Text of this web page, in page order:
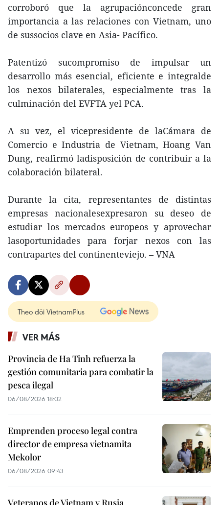
corroboró que la agrupaciónconcede gran
importancia a las relaciones con Vietnam, uno
de sussocios clave en Asia- Pacífico.
Patentizó sucompromiso de impulsar un
desarrollo más esencial, eficiente e integralde
los nexos bilaterales, especialmente tras la
culminación del EVFTA yel PCA.
A su vez, el vicepresidente de laCámara de
Comercio e Industria de Vietnam, Hoang Van
Dung, reafirmó ladisposición de contribuir a la
colaboración bilateral.
Durante la cita, representantes de distintas
empresas nacionalesexpresaron su deseo de
estudiar los mercados europeos y aprovechar
lasoportunidades para forjar nexos con las
contrapartes del continenteviejo. – VNA
Theo dõi VietnamPlus
VER MÁS
Provincia de Ha Tinh refuerza la
gestión comunitaria para combatir la
pesca ilegal
06/08/2026 18:02
Emprenden proceso legal contra
director de empresa vietnamita
Mekolor
06/08/2026 09:43
Veteranos de Vietnam y Rusia